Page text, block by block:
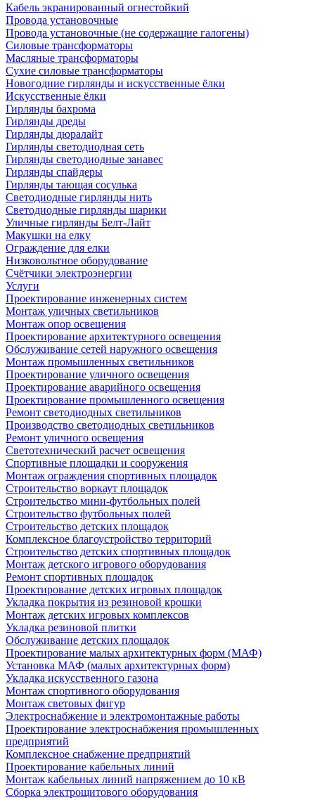
Кабель экранированный огнестойкий
Провода установочные
Провода установочные (не содержащие галогены)
Силовые трансформаторы
Масляные трансформаторы
Сухие силовые трансформаторы
Новогодние гирлянды и искусственные ёлки
Искусственные ёлки
Гирлянды бахрома
Гирлянды дреды
Гирлянды дюралайт
Гирлянды светодиодная сеть
Гирлянды светодиодные занавес
Гирлянды спайдеры
Гирлянды тающая сосулька
Светодиодные гирлянды нить
Светодиодные гирлянды шарики
Уличные гирлянды Белт-Лайт
Макушки на елку
Ограждение для елки
Низковольтное оборудование
Счётчики электроэнергии
Услуги
Проектирование инженерных систем
Монтаж уличных светильников
Монтаж опор освещения
Проектирование архитектурного освещения
Обслуживание сетей наружного освещения
Монтаж промышленных светильников
Проектирование уличного освещения
Проектирование аварийного освещения
Проектирование промышленного освещения
Ремонт светодиодных светильников
Производство светодиодных светильников
Ремонт уличного освещения
Светотехнический расчет освещения
Спортивные площадки и сооружения
Монтаж ограждения спортивных площадок
Строительство воркаут площадок
Строительство мини-футбольных полей
Строительство футбольных полей
Строительство детских площадок
Комплексное благоустройство территорий
Строительство детских спортивных площадок
Монтаж детского игрового оборудования
Ремонт спортивных площадок
Проектирование детских игровых площадок
Укладка покрытия из резиновой крошки
Монтаж детских игровых комплексов
Укладка резиновой плитки
Обслуживание детских площадок
Проектирование малых архитектурных форм (МАФ)
Установка МАФ (малых архитектурных форм)
Укладка искусственного газона
Монтаж спортивного оборудования
Монтаж световых фигур
Электроснабжение и электромонтажные работы
Проектирование электроснабжения промышленных
предприятий
Комплексное снабжение предприятий
Проектирование кабельных линий
Монтаж кабельных линий напряжением до 10 кВ
Сборка электрощитового оборудования